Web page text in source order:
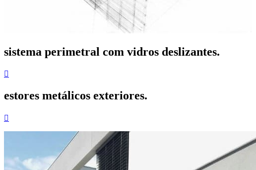
sistema perimetral com vidros deslizantes.

estores metálicos exteriores.
